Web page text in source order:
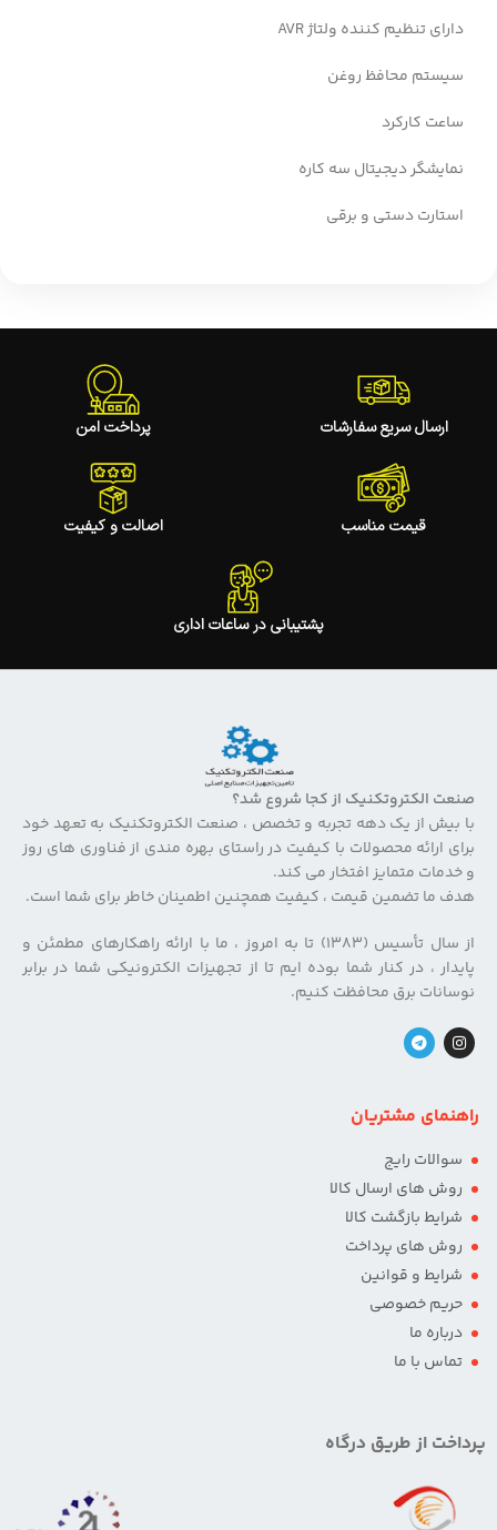
دارای تنظیم کننده ولتاژ AVR
سیستم محافظ روغن
ساعت کارکرد
نمایشگر دیجیتال سه کاره
استارت دستی و برقی
ارسال سریع سفارشات پرداخت امن
قیمت مناسب اصالت و کیفیت
پشتیبانی در ساعات اداری
صنعت الکتروتکنیک از کجا شروع شد؟
با بیش از یک دهه تجربه و تخصص ، صنعت الکتروتکنیک به تعهد خود
برای ارائه محصولات با کیفیت در راستای بهره مندی از فناوری های روز
و خدمات متمایز افتخار می کند.
هدف ما تضمین قیمت ، کیفیت همچنین اطمینان خاطر برای شما است.
از سال تأسیس (۱۳۸۳) تا به امروز ، ما با ارائه راهکارهای مطمئن و
پایدار ، در کنار شما بوده ایم تا از تجهیزات الکترونیکی شما در برابر
نوسانات برق محافظت کنیم.
راهنمای مشتریان
سوالات رایج
روش های ارسال کالا
شرایط بازگشت کالا
روش های پرداخت
شرایط و قوانین
حریم خصوصی
درباره ما
تماس با ما
پرداخت از طریق درگاه